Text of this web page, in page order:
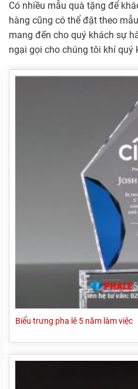
Có nhiều mẫu quà tặng để
hàng cũng có thể đặt theo
mang đến cho quý khách sự
ngại gọi cho chúng tôi khí quý
Biểu trưng pha lê 5 năm làm việc